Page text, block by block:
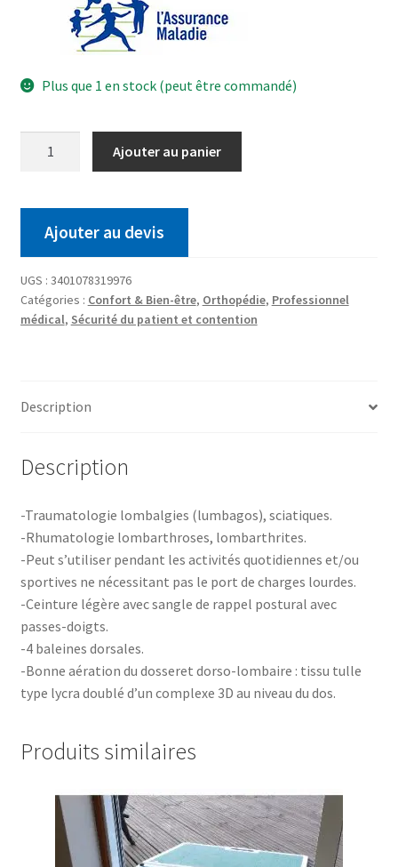
Plus que 1 en stock (peut être commandé)
Ajouter au panier
Ajouter au devis
UGS : 3401078319976
Catégories : Confort & Bien-être, Orthopédie, Professionnel
médical, Sécurité du patient et contention
Description
Description
-Traumatologie lombalgies (lumbagos), sciatiques.
-Rhumatologie lombarthroses, lombarthrites.
-Peut s’utiliser pendant les activités quotidiennes et/ou
sportives ne nécessitant pas le port de charges lourdes.
-Ceinture légère avec sangle de rappel postural avec
passes-doigts.
-4 baleines dorsales.
-Bonne aération du dosseret dorso-lombaire : tissu tulle
type lycra doublé d’un complexe 3D au niveau du dos.
Produits similaires